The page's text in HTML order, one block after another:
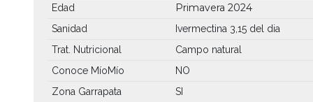
Edad Primavera 2024
Sanidad
Ivermectina 3,15 del dia
Trat. Nutricional
Campo natural
Conoce MíoMío
NO
Zona Garrapata
SI